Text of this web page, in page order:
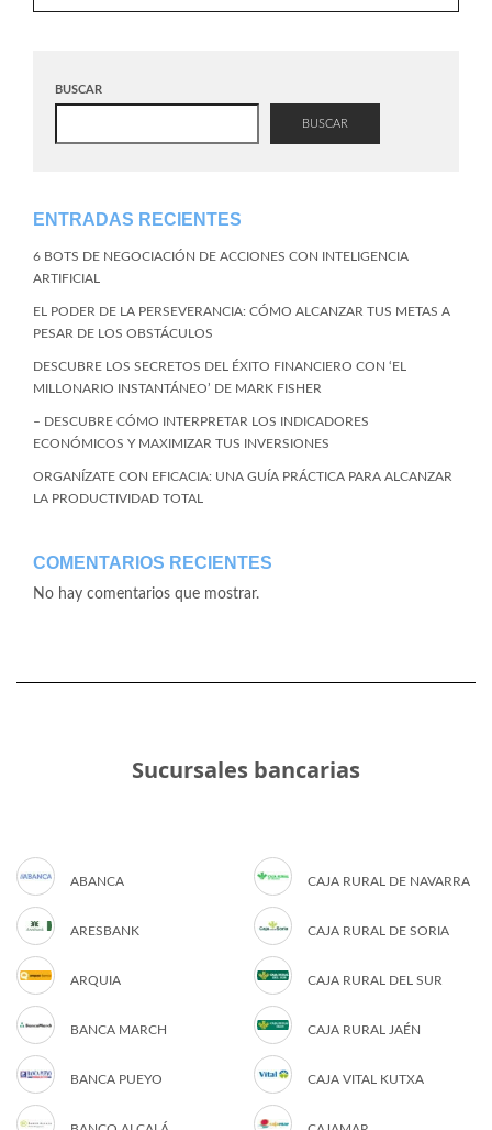
BUSCAR
BUSCAR
ENTRADAS RECIENTES
6 BOTS DE NEGOCIACIÓN DE ACCIONES CON INTELIGENCIA
ARTIFICIAL
EL PODER DE LA PERSEVERANCIA: CÓMO ALCANZAR TUS METAS A
PESAR DE LOS OBSTÁCULOS
DESCUBRE LOS SECRETOS DEL ÉXITO FINANCIERO CON ‘EL
MILLONARIO INSTANTÁNEO’ DE MARK FISHER
– DESCUBRE CÓMO INTERPRETAR LOS INDICADORES
ECONÓMICOS Y MAXIMIZAR TUS INVERSIONES
ORGANÍZATE CON EFICACIA: UNA GUÍA PRÁCTICA PARA ALCANZAR
LA PRODUCTIVIDAD TOTAL
COMENTARIOS RECIENTES
No hay comentarios que mostrar.
Sucursales bancarias
ABANCA
ARESBANK
ARQUIA
BANCA MARCH
BANCA PUEYO
CAJA RURAL DE NAVARRA
CAJA RURAL DE SORIA
CAJA RURAL DEL SUR
CAJA RURAL JAÉN
CAJA VITAL KUTXA